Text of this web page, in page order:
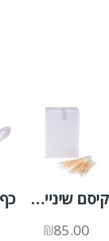
קיסם שיניים עטוף בצלופן 1000 יח'
₪85.00